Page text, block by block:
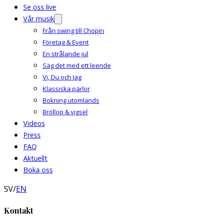
Se oss live
Vår musik
Från swing till Chopin
Företag & Event
En strålande jul
Säg det med ett leende
Vi, Du och Jag
Klassiska pärlor
Bokning utomlands
Bröllop & vigsel
Videos
Press
FAQ
Aktuellt
Boka oss
SV/EN
Kontakt